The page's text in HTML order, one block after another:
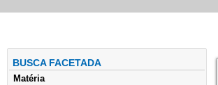
BUSCA FACETADA
Matéria